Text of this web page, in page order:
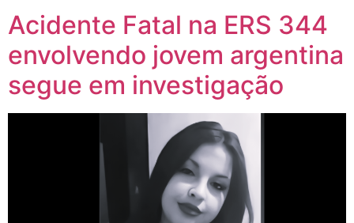
Acidente Fatal na ERS 344
envolvendo jovem argentina
segue em investigação